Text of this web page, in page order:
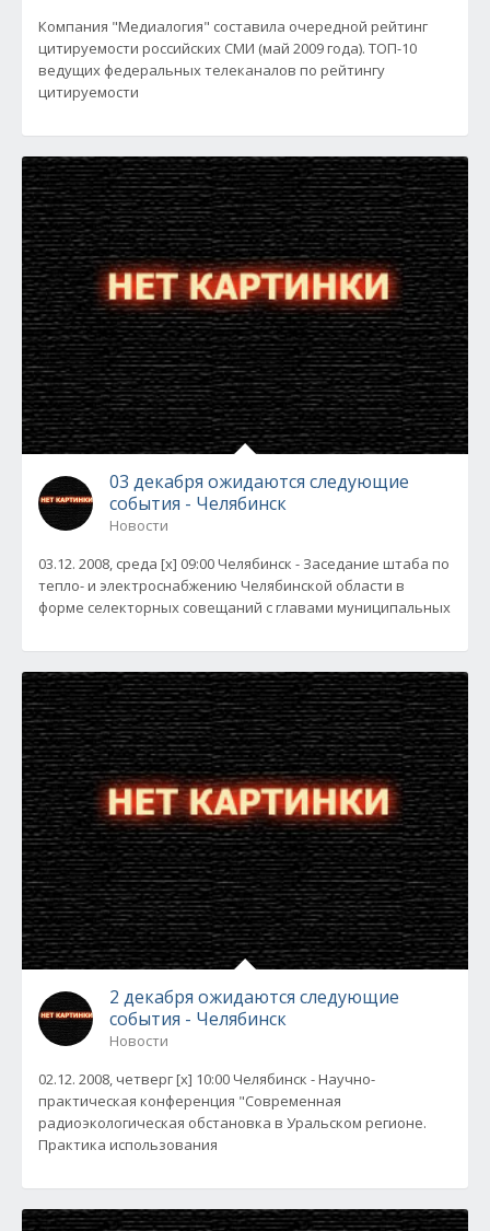
Компания "Медиалогия" составила очередной рейтинг
цитируемости российских СМИ (май 2009 года). ТОП-10
ведущих федеральных телеканалов по рейтингу
цитируемости
03 декабря ожидаются следующие
события - Челябинск
Новости
03.12. 2008, среда [x] 09:00 Челябинск - Заседание штаба по
тепло- и электроснабжению Челябинской области в
форме селекторных совещаний с главами муниципальных
2 декабря ожидаются следующие
события - Челябинск
Новости
02.12. 2008, четверг [x] 10:00 Челябинск - Научно-
практическая конференция "Современная
радиоэкологическая обстановка в Уральском регионе.
Практика использования